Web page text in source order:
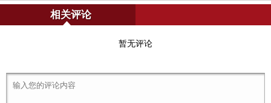
相关评论
暂无评论